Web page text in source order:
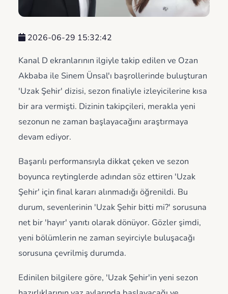
2026-06-29 15:32:42
Kanal D ekranlarının ilgiyle takip edilen ve Ozan
Akbaba ile Sinem Ünsal'ı başrollerinde buluşturan
'Uzak Şehir' dizisi, sezon finaliyle izleyicilerine kısa
bir ara vermişti. Dizinin takipçileri, merakla yeni
sezonun ne zaman başlayacağını araştırmaya
devam ediyor.
Başarılı performansıyla dikkat çeken ve sezon
boyunca reytinglerde adından söz ettiren 'Uzak
Şehir' için final kararı alınmadığı öğrenildi. Bu
durum, sevenlerinin 'Uzak Şehir bitti mi?' sorusuna
net bir 'hayır' yanıtı olarak dönüyor. Gözler şimdi,
yeni bölümlerin ne zaman seyirciyle buluşacağı
sorusuna çevrilmiş durumda.
Edinilen bilgilere göre, 'Uzak Şehir'in yeni sezon